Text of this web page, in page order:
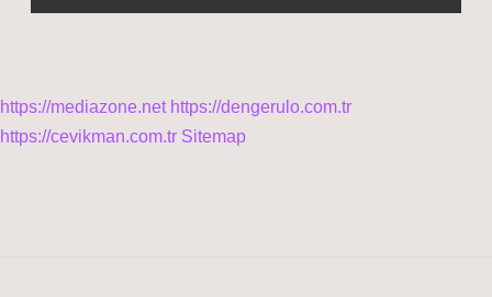
https://mediazone.net https://dengerulo.com.tr
https://cevikman.com.tr Sitemap